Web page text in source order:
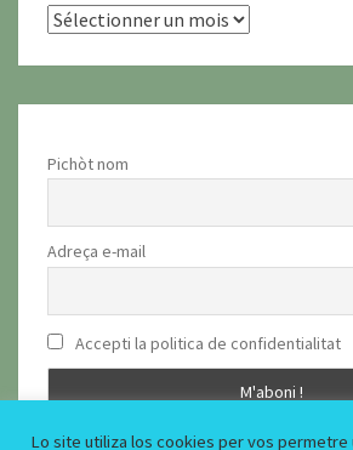
archius
Pichòt nom
Adreça e-mail
Accepti la politica de confidentialitat
Lo site utiliza los cookies per vos permetre